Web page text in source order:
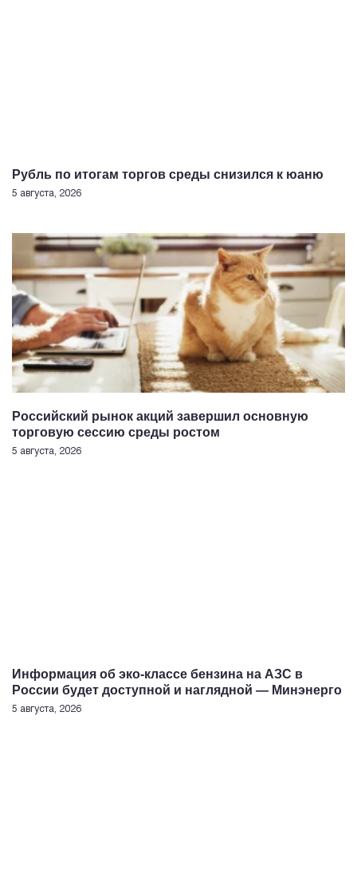
Рубль по итогам торгов среды снизился к юаню
5 августа, 2026
Российский рынок акций завершил основную
торговую сессию среды ростом
5 августа, 2026
Информация об эко-классе бензина на АЗС в
России будет доступной и наглядной — Минэнерго
5 августа, 2026